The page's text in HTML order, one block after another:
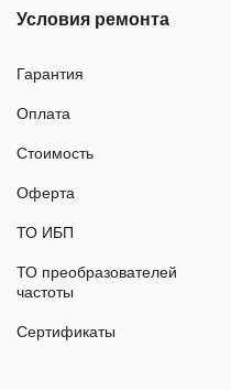
Условия ремонта
Гарантия
Оплата
Стоимость
Оферта
ТО ИБП
ТО преобразователей
частоты
Сертификаты